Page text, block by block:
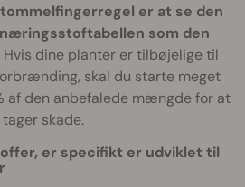
er at se den
som den
Hvis dine planter er tilbøjelige til
skal du starte meget
af den anbefalede mængde for at
skade.
er specifikt er udviklet til